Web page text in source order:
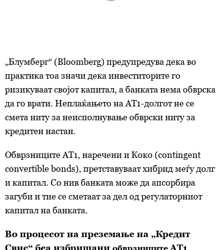
„Блумберг“ (Bloomberg) предупредува дека во
практика тоа значи дека инвеститорите го
ризикуваат својот капитал, а банката нема обврска
да го врати. Неплаќањето на АТ1-долгот не се
смета ниту за неисполнување обврски ниту за
кредитен настан.
ОбврзницитеАТ1, наречени и Коко (contingent
convertible bonds), претставуваат хибрид меѓу долг
и капитал. Со нив банката може да апсорбира
загуби и тие се сметаат за дел од регулаторниот
капитал на банката.
Во процесот на преземање на „Кредит
Свис“ беа избришани обврзниците АТ1